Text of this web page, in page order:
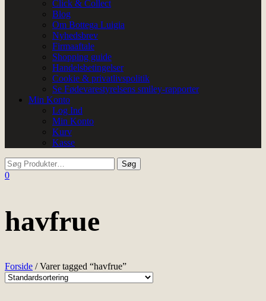
Click & Collect
Blog
Om Bottega Luigia
Nyhedsbrev
Firmaaftale
Shopping guide
Handelsbetingelser
Cookie & privatlivspolitik
Se Fødevarestyrelsens smiley-rapporter
Min Konto
Log Ind
Min Konto
Kurv
Kasse
0
havfrue
Forside / Varer tagged “havfrue”